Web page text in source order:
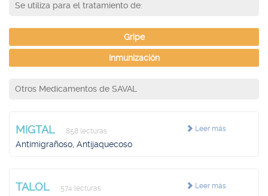
Se utiliza para el tratamiento de:
Gripe
Inmunización
Otros Medicamentos de SAVAL
Leer más
MIGTAL 858 lecturas
Antimigrañoso, Antijaquecoso
Leer más
TALOL 574 lecturas